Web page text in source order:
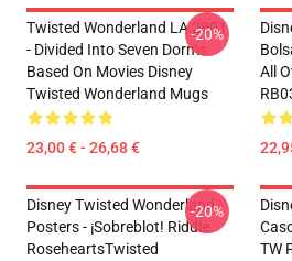
Twisted Wonderland LA 2801
- Divided Into Seven Dorms
Based On Movies Disney
Twisted Wonderland Mugs
23,00 € - 26,68 €
-20%
All
Disney Twisted Wonderland
Posters - ¡Sobreblot! Riddle
RoseheartsTwisted
-20%
TW